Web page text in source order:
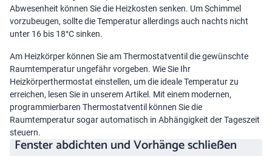
Abwesenheit können Sie die Heizkosten senken. Um Schimmel
vorzubeugen, sollte die Temperatur allerdings auch nachts nicht
unter 16 bis 18°C sinken.
Am Heizkörper können Sie am Thermostatventil die gewünschte
Raumtemperatur ungefähr vorgeben. Wie Sie Ihr
Heizkörperthermostat einstellen, um die ideale Temperatur zu
erreichen, lesen Sie in unserem Artikel. Mit einem modernen,
programmierbaren Thermostatventil können Sie die
Raumtemperatur sogar automatisch in Abhängigkeit der Tageszeit
steuern.
Fenster abdichten und Vorhänge schließen